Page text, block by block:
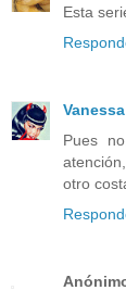
Esta
Vanessa
Pues
otro